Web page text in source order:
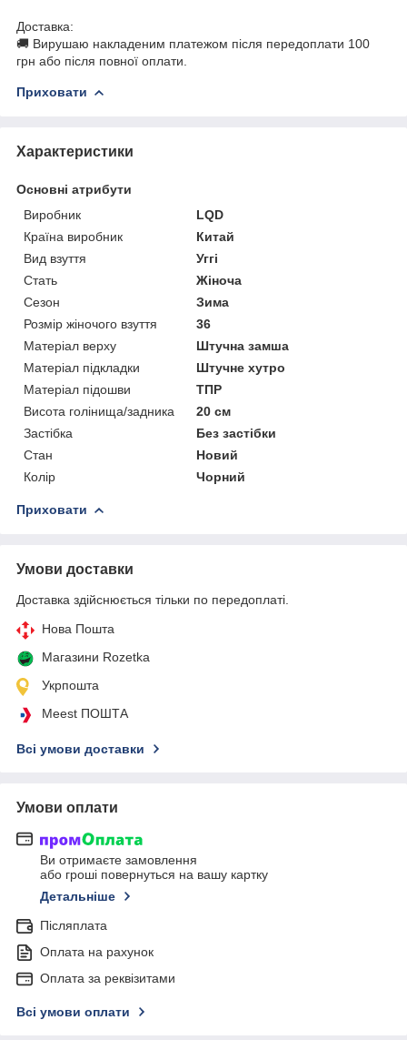
Доставка:
🚚 Вирушаю накладеним платежом після передоплати 100
грн або після повної оплати.
Приховати
Характеристики
Основні атрибути
Виробник
LQD
Країна виробник
Китай
Вид взуття
Уггі
Стать
Жіноча
Сезон
Зима
Розмір жіночого взуття
36
Матеріал верху
Штучна замша
Матеріал підкладки
Штучне хутро
Матеріал підошви
ТПР
Висота голінища/задника
20 см
Застібка
Без застібки
Стан
Новий
Колір
Чорний
Приховати
Умови доставки
Доставка здійснюється тільки по передоплаті.
Нова Пошта
Магазини Rozetka
Укрпошта
Meest ПОШТА
Всі умови доставки
Умови оплати
Ви отримаєте замовлення
або гроші повернуться на вашу картку
Детальніше
Післяплата
Оплата на рахунок
Оплата за реквізитами
Всі умови оплати